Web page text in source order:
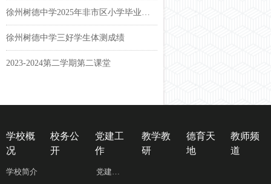
徐州树德中学三好学生体测成绩
2023-2024第二学期第二课堂
学校概
况
学校简介
校务公
开
党建工
作
党建工作
教学教
研
德育天
地
教师频
道